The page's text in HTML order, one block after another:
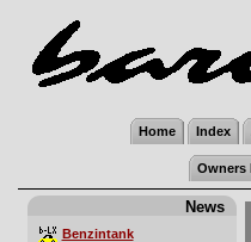
Home Index
Owners
News
Benzintank